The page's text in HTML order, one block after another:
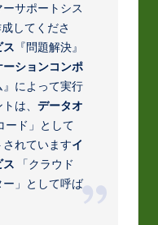
ーサポートシス
してくださ
ス 『問題解決』
ーションコンポ
』によって実行
トは、データオ
ード」として
れていますイ
ス 「クラウド
」として呼ば